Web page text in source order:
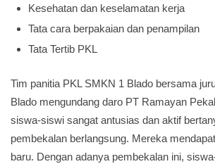
Kesehatan dan keselamatan kerja
Tata cara berpakaian dan penampilan
Tata Tertib PKL
Tim panitia PKL SMKN 1 Blado bersama
Blado mengundang daro PT Ramayan
siswa-siswi sangat antusias dan aktif
pembekalan berlangsung. Mereka
baru. Dengan adanya pembekalan ini,